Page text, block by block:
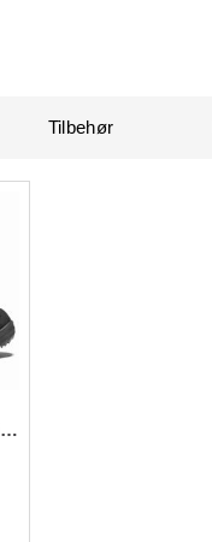
Tilbehør
LOWA Kody III GTX Mid Jr 36-39